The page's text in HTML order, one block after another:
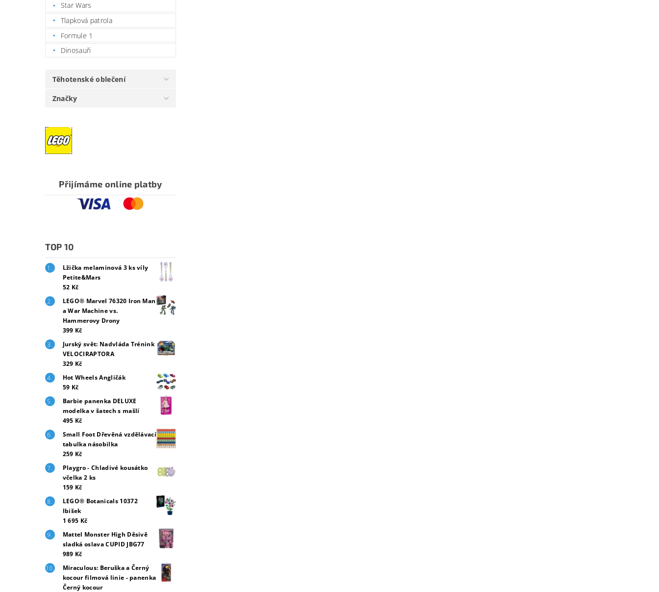
Star Wars
Tlapková patrola
Formule 1
Dinosauři
Těhotenské oblečení
Značky
Přijímáme online platby
TOP 10
Lžička melaminová 3 ks víly
Petite&Mars
52 Kč
LEGO® Marvel 76320 Iron Man
a War Machine vs.
Hammerovy Drony
399 Kč
Jurský svět: Nadvláda Trénink
VELOCIRAPTORA
329 Kč
Hot Wheels Angličák
59 Kč
Barbie panenka DELUXE
modelka v šatech s mašlí
495 Kč
Small Foot Dřevěná vzdělávací
tabulka násobilka
259 Kč
Playgro - Chladivé kousátko
včelka 2 ks
159 Kč
LEGO® Botanicals 10372
Ibišek
1 695 Kč
Mattel Monster High Děsivě
sladká oslava CUPID JBG77
989 Kč
Miraculous: Beruška a Černý
kocour filmová linie - panenka
Černý kocour